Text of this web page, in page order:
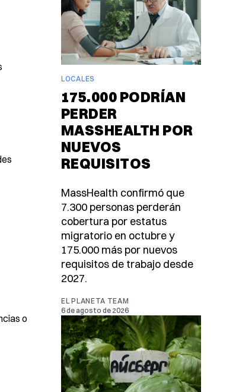
o
LOCALES
175.000 PODRÍAN
PERDER
MASSHEALTH POR
NUEVOS
REQUISITOS
MassHealth confirmó que
7.300 personas perderán
cobertura por estatus
migratorio en octubre y
175.000 más por nuevos
requisitos de trabajo desde
2027.
EL PLANETA TEAM
6 de agosto de 2026